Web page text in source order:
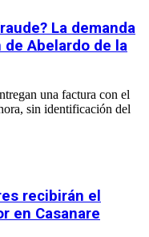
La demanda
Abelardo de la
una factura con el
sin identificación del
recibirán el
en Casanare